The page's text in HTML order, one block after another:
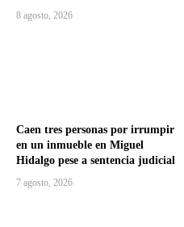
8 agosto, 2026
Caen tres personas por irrumpir
en un inmueble en Miguel
Hidalgo pese a sentencia judicial
7 agosto, 2026